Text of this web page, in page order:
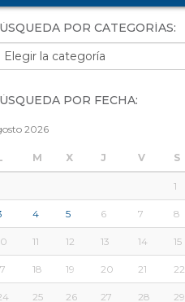
POR CATEGORÍAS:
por categorías:
POR FECHA:
2026
M X J V S
1
4 5 6 7 8
11 12 13 14 15
18 19 20 21 22
25 26 27 28 29